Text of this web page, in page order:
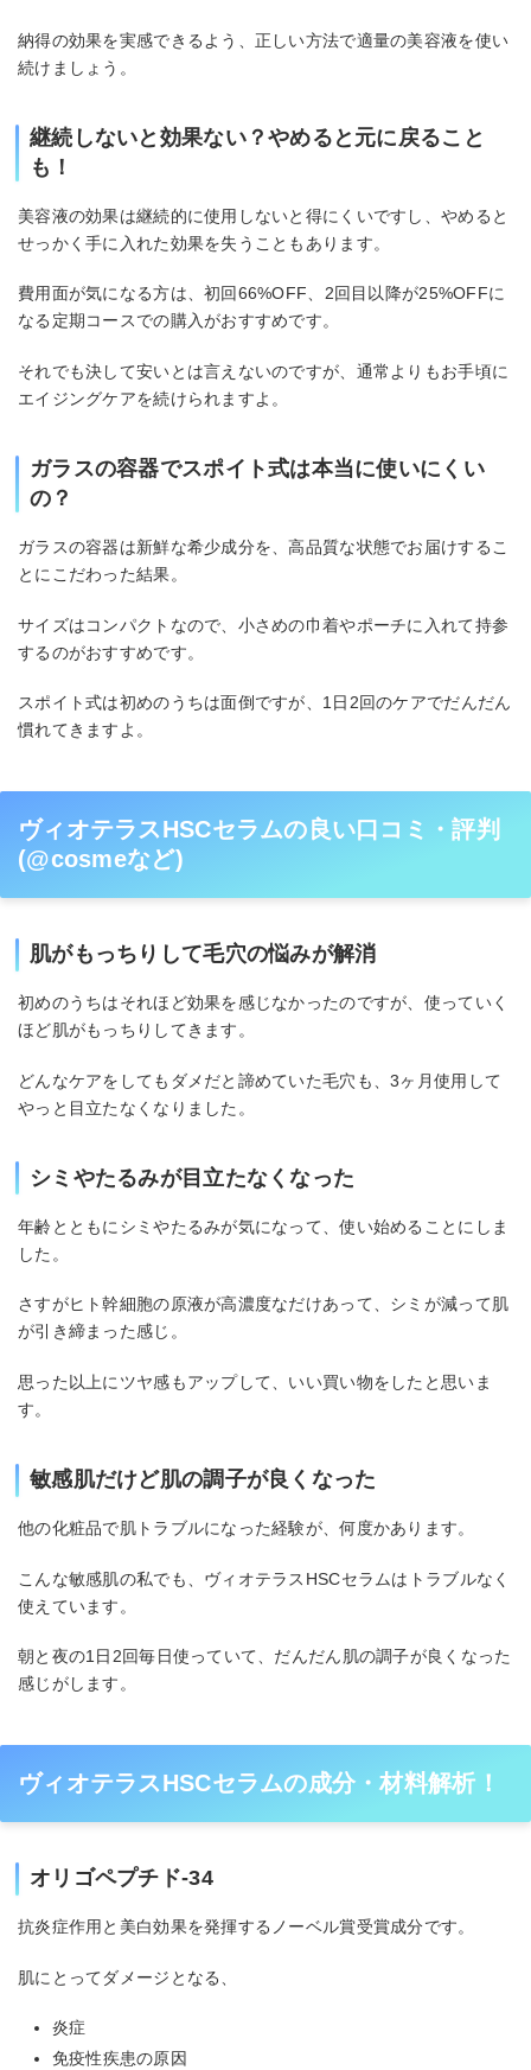
納得の効果を実感できるよう、正しい方法で適量の美容液を使い
続けましょう。
継続しないと効果ない？やめると元に戻ること
も！
美容液の効果は継続的に使用しないと得にくいですし、やめると
せっかく手に入れた効果を失うこともあります。
費用面が気になる方は、初回66%OFF、2回目以降が25%OFFに
なる定期コースでの購入がおすすめです。
それでも決して安いとは言えないのですが、通常よりもお手頃に
エイジングケアを続けられますよ。
ガラスの容器でスポイト式は本当に使いにくい
の？
ガラスの容器は新鮮な希少成分を、高品質な状態でお届けするこ
とにこだわった結果。
サイズはコンパクトなので、小さめの巾着やポーチに入れて持参
するのがおすすめです。
スポイト式は初めのうちは面倒ですが、1日2回のケアでだんだん
慣れてきますよ。
ヴィオテラスHSCセラムの良い口コミ・評判
(@cosmeなど)
肌がもっちりして毛穴の悩みが解消
初めのうちはそれほど効果を感じなかったのですが、使っていく
ほど肌がもっちりしてきます。
どんなケアをしてもダメだと諦めていた毛穴も、3ヶ月使用して
やっと目立たなくなりました。
シミやたるみが目立たなくなった
年齢とともにシミやたるみが気になって、使い始めることにしま
した。
さすがヒト幹細胞の原液が高濃度なだけあって、シミが減って肌
が引き締まった感じ。
思った以上にツヤ感もアップして、いい買い物をしたと思いま
す。
敏感肌だけど肌の調子が良くなった
他の化粧品で肌トラブルになった経験が、何度かあります。
こんな敏感肌の私でも、ヴィオテラスHSCセラムはトラブルなく
使えています。
朝と夜の1日2回毎日使っていて、だんだん肌の調子が良くなった
感じがします。
ヴィオテラスHSCセラムの成分・材料解析！
オリゴペプチド-34
抗炎症作用と美白効果を発揮するノーベル賞受賞成分です。
肌にとってダメージとなる、
炎症
免疫性疾患の原因